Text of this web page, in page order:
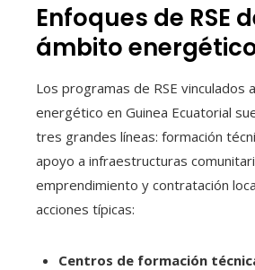
Enfoques de RSE
ámbito
Los programas de RSE vinculados
energético en Guinea Ecuatorial
tres grandes líneas: formación
apoyo a infraestructuras
emprendimiento y contratación
acciones típicas:
Centros de formación